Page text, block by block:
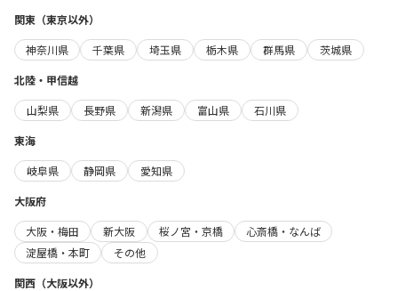
関東（東京以外）
神奈川県
千葉県 埼玉県 栃木県 群馬県
茨城県
北陸・甲信越
山梨県
長野県 新潟県 富山県
石川県
東海
岐阜県
静岡県
愛知県
大阪府
大阪・梅田
新大阪 桜ノ宮・京橋
心斎橋・なんば
淀屋橋・本町
その他
関西（大阪以外）